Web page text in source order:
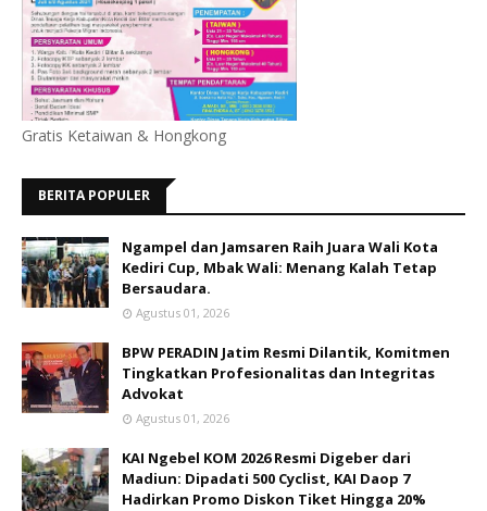
Gratis Ketaiwan & Hongkong
BERITA POPULER
Ngampel dan Jamsaren Raih Juara Wali Kota
Kediri Cup, Mbak Wali: Menang Kalah Tetap
Bersaudara.
Agustus 01, 2026
BPW PERADIN Jatim Resmi Dilantik, Komitmen
Tingkatkan Profesionalitas dan Integritas
Advokat
Agustus 01, 2026
KAI Ngebel KOM 2026 Resmi Digeber dari
Madiun: Dipadati 500 Cyclist, KAI Daop 7
Hadirkan Promo Diskon Tiket Hingga 20%